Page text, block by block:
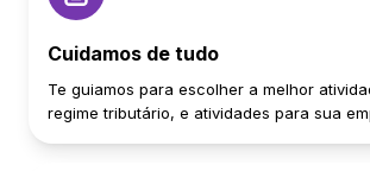
Cuidamos de tudo
Te guiamos para escolher a melhor
regime tributário, e atividades para sua